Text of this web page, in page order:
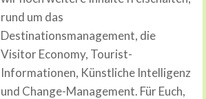
rund um das
Destinationsmanagement, die
Visitor Economy, Tourist-
Informationen, Künstliche Intelligenz
und Change-Management. Für Euch,